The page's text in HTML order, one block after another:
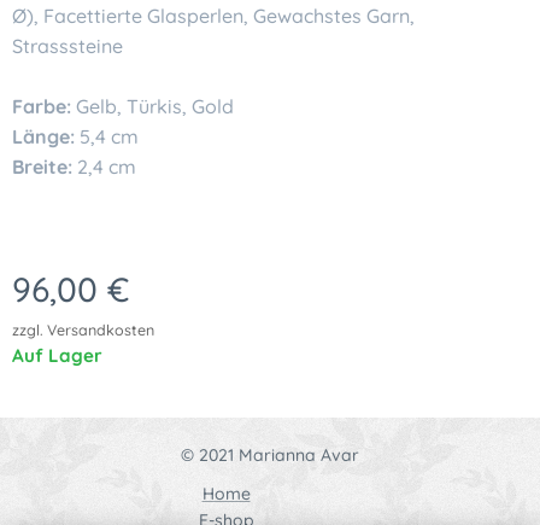
Ø), Facettierte Glasperlen, Gewachstes Garn,
Strasssteine
Farbe: Gelb, Türkis, Gold
Länge: 5,4 cm
Breite: 2,4 cm
96,00 €
zzgl. Versandkosten
Auf Lager
© 2021 Marianna Avar
Home
E-shop